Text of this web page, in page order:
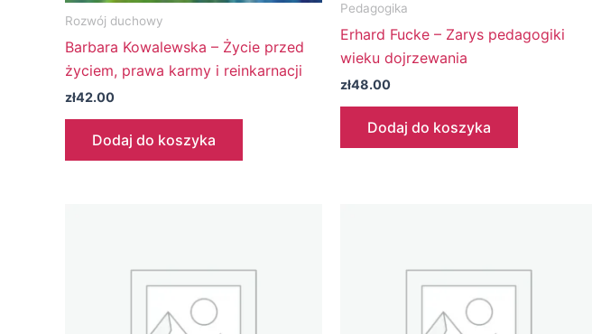
Rozwój duchowy
Barbara Kowalewska – Życie przed
życiem, prawa karmy i reinkarnacji
zł42.00
Dodaj do koszyka
Pedagogika
Erhard Fucke – Zarys pedagogiki
wieku dojrzewania
zł48.00
Dodaj do koszyka